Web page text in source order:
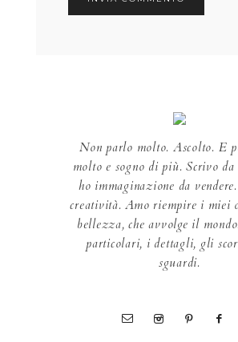
Non parlo molto. Ascolto. E
molto e sogno di più. Scrivo da
ho immaginazione da
creatività. Amo riempire i miei
bellezza, che avvolge il
particolari, i dettagli, gli
sguardi.